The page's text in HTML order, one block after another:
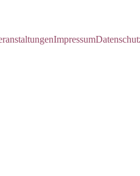
Impressum